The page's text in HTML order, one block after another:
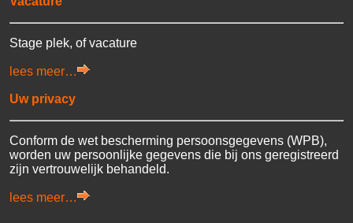
Stage plek, of vacature
lees meer…
Uw privacy
Conform de wet bescherming persoonsgegevens (WPB),
worden uw persoonlijke gegevens die bij ons geregistreerd
zijn vertrouwelijk behandeld.
lees meer…